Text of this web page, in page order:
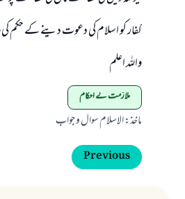
کفار کو اسلام کی دعوت دینے کے حکم کی
واللہ اعلم
ملازمت کے احکام
ماخذ:الاسلام سوال و جواب
Previous